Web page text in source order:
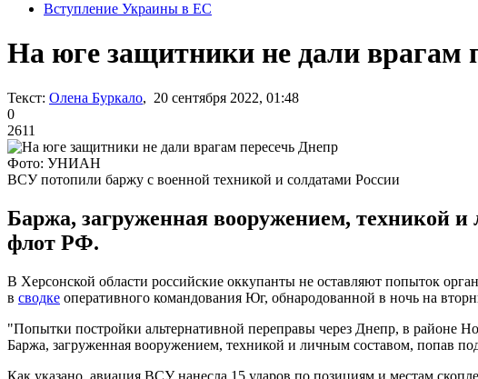
Вступление Украины в ЕС
На юге защитники не дали врагам
Текст: Олена Буркало, 20 сентября 2022, 01:48
0
2611
Фото: УНИАН
ВСУ потопили баржу с военной техникой и солдатами России
Баржа, загруженная вооружением, техникой
флот РФ.
В Херсонской области российские оккупанты не оставляют попыток
в сводке оперативного командования Юг, обнародованной в ночь на
"Попытки постройки альтернативной переправы через Днепр, в районе
Баржа, загруженная вооружением, техникой и личным составом, попав
Как указано, авиация ВСУ нанесла 15 ударов по позициям и местам